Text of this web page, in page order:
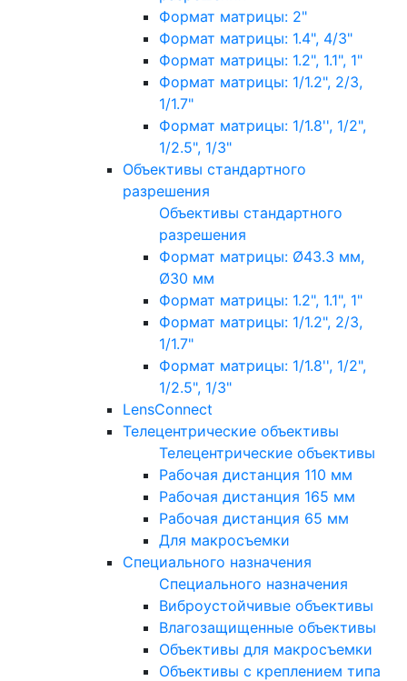
Формат матрицы: 2"
Формат матрицы: 1.4", 4/3"
Формат матрицы: 1.2", 1.1", 1"
Формат матрицы: 1/1.2", 2/3,
1/1.7"
Формат матрицы: 1/1.8'', 1/2",
1/2.5", 1/3"
Объективы стандартного
разрешения
Объективы стандартного
разрешения
Формат матрицы: Ø43.3 мм,
Ø30 мм
Формат матрицы: 1.2", 1.1", 1"
Формат матрицы: 1/1.2", 2/3,
1/1.7"
Формат матрицы: 1/1.8'', 1/2",
1/2.5", 1/3"
LensConnect
Телецентрические объективы
Телецентрические объективы
Рабочая дистанция 110 мм
Рабочая дистанция 165 мм
Рабочая дистанция 65 мм
Для макросъемки
Специального назначения
Специального назначения
Виброустойчивые объективы
Влагозащищенные объективы
Объективы для макросъемки
Объективы с креплением типа